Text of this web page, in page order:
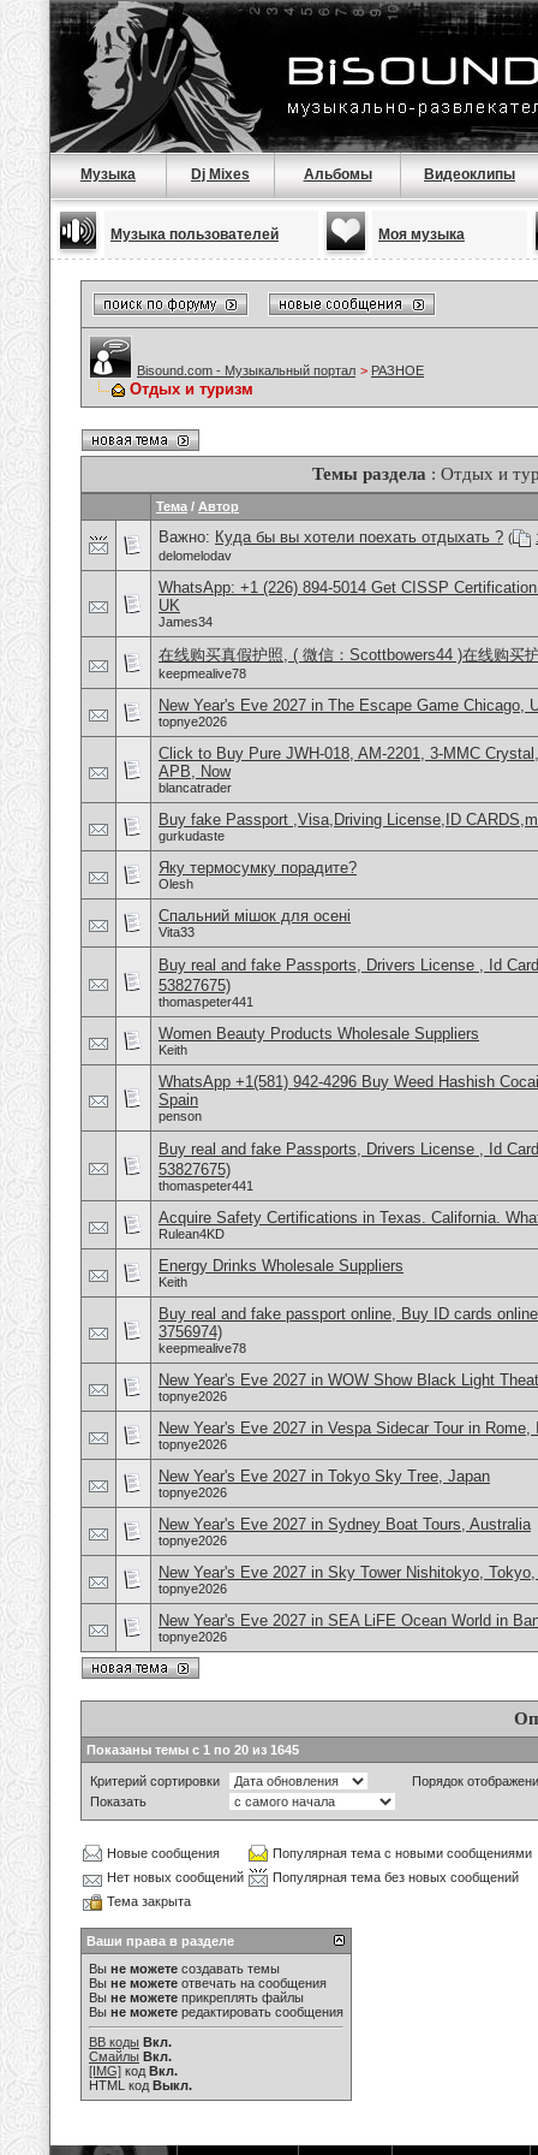
Музыка Dj Mixes Альбомы Видеоклипы
Музыка пользователей Моя музыка
Bisound.com - Музыкальный портал > РАЗНОЕ
Отдых и туризм
Темы раздела : Отдых и
Тема / Автор
Важно: Куда бы вы хотели поехать отдыхать ? (
delomelodav
WhatsApp: +1 (226) 894-5014​ Get CISSP
UK
James34
在线购买真假护照, ( 微信：Scottbowers44 )在线购买
keepmealive78
New Year's Eve 2027 in The Escape Game Chicago,
topnye2026
Click to Buy Pure JWH-018, AM-2201, 3-MMC
APB, Now
blancatrader
Buy fake Passport ,Visa,Driving License,ID
gurkudaste
Яку термосумку порадите?
Olesh
Спальний мішок для осені
Vita33
Buy real and fake Passports, Drivers License , Id
53827675)
thomaspeter441
Women Beauty Products Wholesale Suppliers
Keith
WhatsApp +1(581) 942-4296 Buy Weed Hashish
Spain
penson
Buy real and fake Passports, Drivers License , Id
53827675)
thomaspeter441
Acquire Safety Certifications in Texas. California.
Rulean4KD
Energy Drinks Wholesale Suppliers
Keith
Buy real and fake passport online, Buy ID cards
3756974)
keepmealive78
New Year's Eve 2027 in WOW Show Black Light
topnye2026
New Year's Eve 2027 in Vespa Sidecar Tour in Rome,
topnye2026
New Year's Eve 2027 in Tokyo Sky Tree, Japan
topnye2026
New Year's Eve 2027 in Sydney Boat Tours, Australia
topnye2026
New Year's Eve 2027 in Sky Tower Nishitokyo,
topnye2026
New Year's Eve 2027 in SEA LiFE Ocean World in
topnye2026
Показаны темы с 1 по 20 из 1645
Критерий сортировки
Порядок
Показать
Новые сообщения
Популярная тема с новыми сообщениями
Нет новых сообщений
Популярная тема без новых сообщений
Тема закрыта
Ваши права в разделе
Вы не можете создавать темы
Вы не можете отвечать на сообщения
Вы не можете прикреплять файлы
Вы не можете редактировать сообщения
BB коды Вкл.
Смайлы Вкл.
[IMG] код Вкл.
HTML код Выкл.